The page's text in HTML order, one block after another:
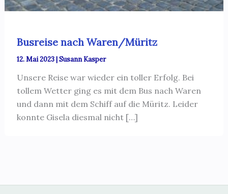
Busreise nach Waren/Müritz
12. Mai 2023|Susann Kasper
Unsere Reise war wieder ein toller Erfolg. Bei
tollem Wetter ging es mit dem Bus nach Waren
und dann mit dem Schiff auf die Müritz. Leider
konnte Gisela diesmal nicht […]